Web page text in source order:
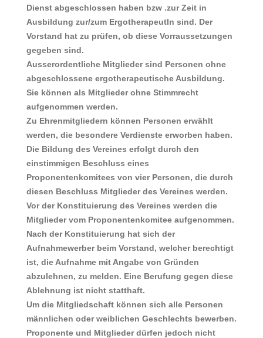
Dienst abgeschlossen haben bzw .zur Zeit in
Ausbildung zur/zum ErgotherapeutIn sind. Der
Vorstand hat zu prüfen, ob diese Vorraussetzungen
gegeben sind.
Ausserordentliche Mitgliedersind Personen ohne
abgeschlossene ergotherapeutische Ausbildung.
Sie können als Mitglieder ohne Stimmrecht
aufgenommen werden.
Zu Ehrenmitgliedern können Personen erwählt
werden, die besondere Verdienste erworben haben.
Die Bildung des Vereines erfolgt durch den
einstimmigen Beschluss eines
Proponentenkomitees von vier Personen, die durch
diesen Beschluss Mitglieder des Vereines werden.
Vor der Konstituierung des Vereines werden die
Mitglieder vom Proponentenkomitee aufgenommen.
Nach der Konstituierung hat sich der
Aufnahmewerber beim Vorstand, welcher berechtigt
ist, die Aufnahme mit Angabe von Gründen
abzulehnen, zu melden. Eine Berufung gegen diese
Ablehnung ist nicht statthaft.
Um die Mitgliedschaft können sich alle Personen
männlichen oder weiblichen Geschlechts bewerben.
Proponente und Mitglieder dürfen jedoch nicht